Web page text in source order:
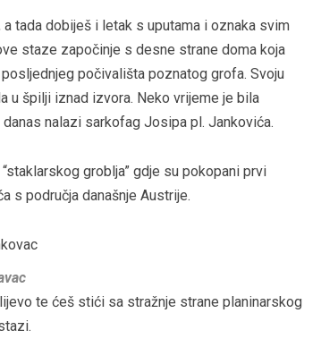
a tada dobiješ i letak s uputama i oznaka svim
staze započinje s desne strane doma koja
počivališta poznatog grofa. Svoju
u špilji iznad izvora. Neko vrijeme je bila
nalazi sarkofag Josipa pl. Jankovića.
groblja” gdje su pokopani prvi
s područja današnje Austrije.
te ćeš stići sa stražnje strane planinarskog